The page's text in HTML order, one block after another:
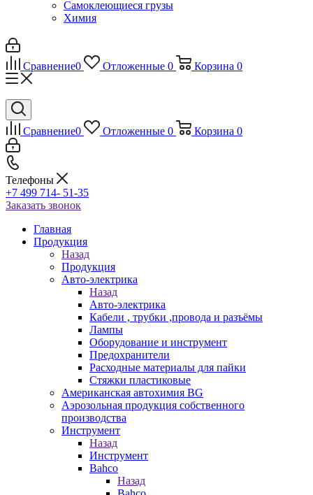
Самоклеющиеся грузы
Химия
Сравнение0 Отложенные 0 Корзина 0
Сравнение0 Отложенные 0 Корзина 0
Телефоны
+7 499 714- 51-35
Заказать звонок
Главная
Продукция
Назад
Продукция
Авто-электрика
Назад
Авто-электрика
Кабели , трубки ,провода и разъёмы
Лампы
Оборудование и инструмент
Предохранители
Расходные материалы для пайки
Стяжки пластиковые
Американская автохимия BG
Аэрозольная продукция собственного
производства
Инструмент
Назад
Инструмент
Bahco
Назад